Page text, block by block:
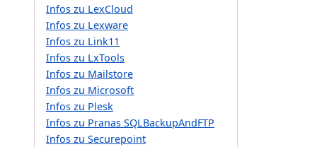
Infos zu LexCloud
Infos zu Lexware
Infos zu Link11
Infos zu LxTools
Infos zu Mailstore
Infos zu Microsoft
Infos zu Plesk
Infos zu Pranas SQLBackupAndFTP
Infos zu Securepoint